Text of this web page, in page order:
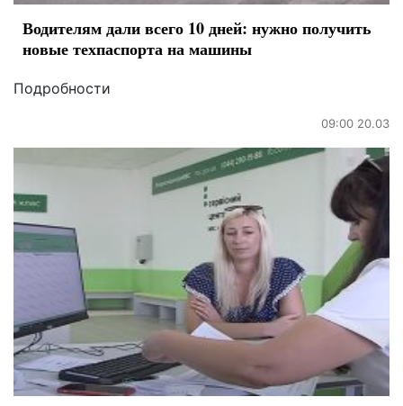
Водителям дали всего 10 дней: нужно получить
новые техпаспорта на машины
Подробности
09:00 20.03